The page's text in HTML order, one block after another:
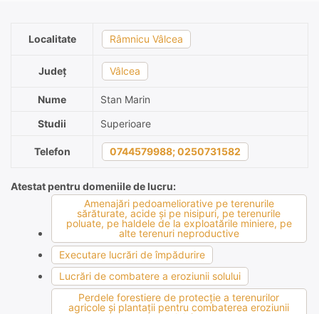
Localitate Râmnicu Vâlcea
Județ Vâlcea
Nume
Stan Marin
Studii
Superioare
Telefon 0744579988; 0250731582
Atestat pentru domeniile de lucru:
Amenajări pedoameliorative pe terenurile
sărăturate, acide şi pe nisipuri, pe terenurile
poluate, pe haldele de la exploatările miniere, pe
alte terenuri neproductive
Executare lucrări de împădurire
Lucrări de combatere a eroziunii solului
Perdele forestiere de protecţie a terenurilor
agricole şi plantaţii pentru combaterea eroziunii